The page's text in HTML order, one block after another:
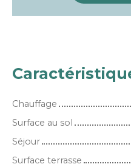
Chauffage
Surface au sol
Séjour
Surface terrasse